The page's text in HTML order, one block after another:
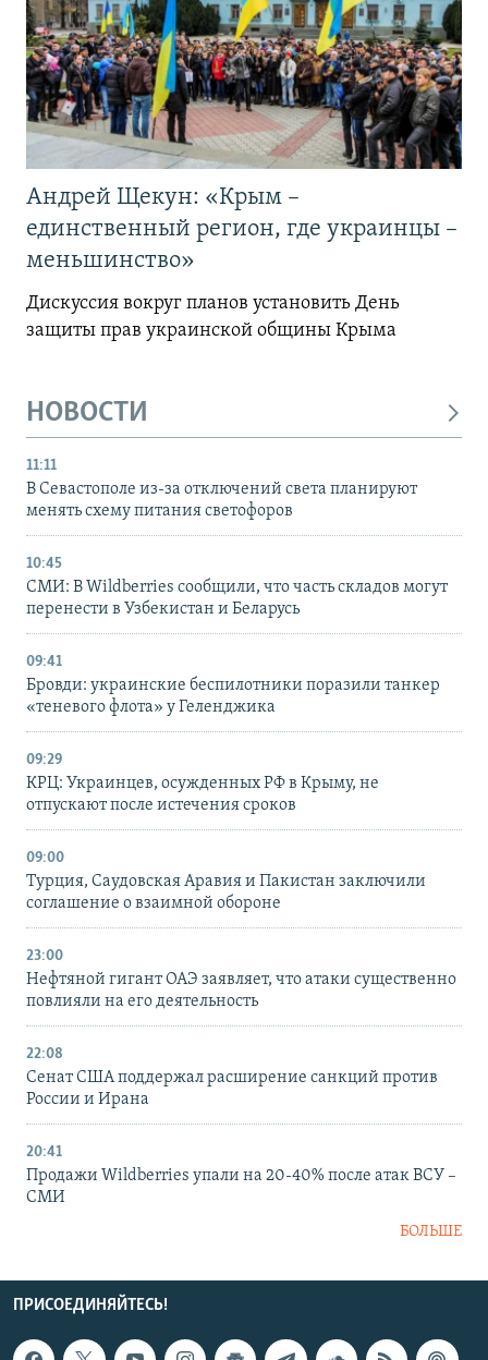
Андрей Щекун: «Крым –
единственный регион, где украинцы –
меньшинство»
Дискуссия вокруг планов установить День
защиты прав украинской общины Крыма
НОВОСТИ
11:11
В Севастополе из-за отключений света планируют
менять схему питания светофоров
10:45
СМИ: В Wildberries сообщили, что часть складов могут
перенести в Узбекистан и Беларусь
09:41
Бровди: украинские беспилотники поразили танкер
«теневого флота» у Геленджика
09:29
КРЦ: Украинцев, осужденных РФ в Крыму, не
отпускают после истечения сроков
09:00
Турция, Саудовская Аравия и Пакистан заключили
соглашение о взаимной обороне
23:00
Нефтяной гигант ОАЭ заявляет, что атаки существенно
повлияли на его деятельность
22:08
Сенат США поддержал расширение санкций против
России и Ирана
20:41
Продажи Wildberries упали на 20-40% после атак ВСУ –
СМИ
БОЛЬШЕ
ПРИСОЕДИНЯЙТЕСЬ!